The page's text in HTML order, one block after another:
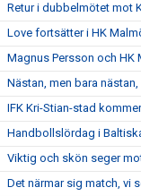
Retur i dubbelmötet mot
Love fortsätter i HK
Magnus Persson och HK
Nästan, men bara
IFK Kri-Stian-stad
Handbollslördag i
Viktig och skön seger
Det närmar sig match, vi